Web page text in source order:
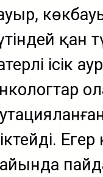
қан
ісік
Егер